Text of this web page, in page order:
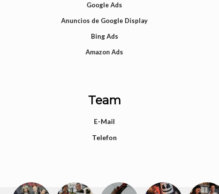
Google Ads
Anuncios de Google Display
Bing Ads
Amazon Ads
Team
E-Mail
Telefon